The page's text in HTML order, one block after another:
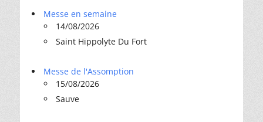
Messe en semaine
14/08/2026
Saint Hippolyte Du Fort
Messe de l'Assomption
15/08/2026
Sauve